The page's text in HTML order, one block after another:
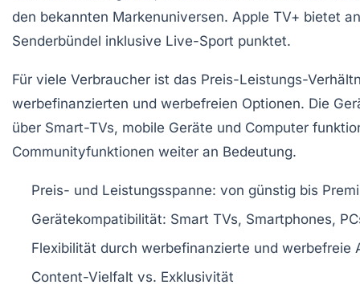
den bekannten Markenuniversen. Apple TV+ bietet
Senderbündel inklusive Live-Sport punktet.
Für viele Verbraucher ist das Preis-Leistungs-
werbefinanzierten und werbefreien Optionen. Die
über Smart-TVs, mobile Geräte und Computer
Communityfunktionen weiter an Bedeutung.
Preis- und Leistungsspanne: von günstig bis
Gerätekompatibilität: Smart TVs, Smartphones,
Flexibilität durch werbefinanzierte und werbefreie
Content-Vielfalt vs. Exklusivität